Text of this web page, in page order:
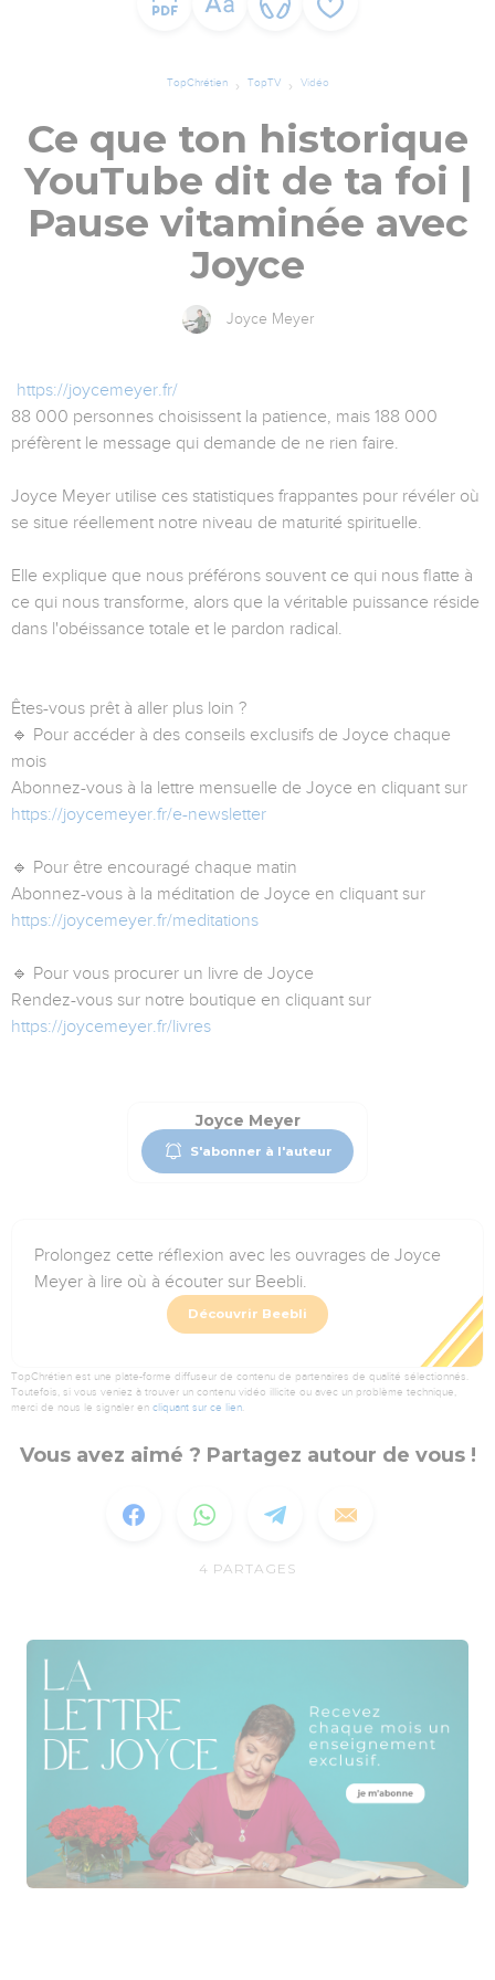
TopChrétien TopTV Vidéo
Ce que ton historique
YouTube dit de ta foi |
Pause vitaminée avec
Joyce
Joyce Meyer
https://joycemeyer.fr/
88 000 personnes choisissent la patience, mais 188 000
préfèrent le message qui demande de ne rien faire.
Joyce Meyer utilise ces statistiques frappantes pour révéler où
se situe réellement notre niveau de maturité spirituelle.
Elle explique que nous préférons souvent ce qui nous flatte à
ce qui nous transforme, alors que la véritable puissance réside
dans l'obéissance totale et le pardon radical.
Êtes-vous prêt à aller plus loin ?
🔹 Pour accéder à des conseils exclusifs de Joyce chaque
mois
Abonnez-vous à la lettre mensuelle de Joyce en cliquant sur
https://joycemeyer.fr/e-newsletter
🔹 Pour être encouragé chaque matin
Abonnez-vous à la méditation de Joyce en cliquant sur
https://joycemeyer.fr/meditations
🔹 Pour vous procurer un livre de Joyce
Rendez-vous sur notre boutique en cliquant sur
https://joycemeyer.fr/livres
Joyce Meyer
S'abonner à l'auteur
Prolongez cette réflexion avec les ouvrages de Joyce
Meyer à lire où à écouter sur Beebli.
Découvrir Beebli
TopChrétien est une plate-forme diffuseur de contenu de partenaires de qualité sélectionnés.
Toutefois, si vous veniez à trouver un contenu vidéo illicite ou avec un problème technique,
merci de nous le signaler en cliquant sur ce lien.
Vous avez aimé ? Partagez autour de vous !
4 PARTAGES